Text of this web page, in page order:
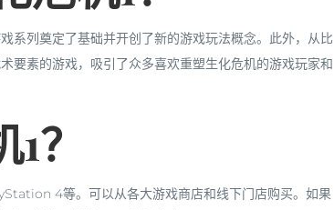
系列奠定了基础并开创了新的游戏玩法概念。此外，从比
要素的游戏，吸引了众多喜欢重塑生化危机的游戏玩家和
？
4等。可以从各大游戏商店和线下门店购买。如果